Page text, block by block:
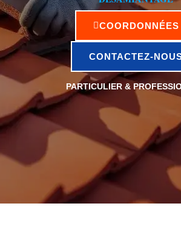
COORDONNÉES
CONTACTEZ-
PARTICULIER &